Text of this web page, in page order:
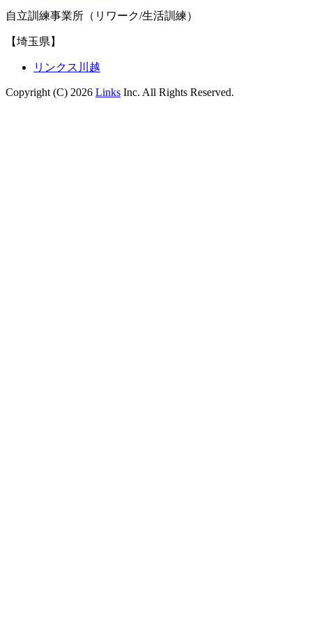
自立訓練事業所（リワーク/生活訓練）
【埼玉県】
リンクス川越
Copyright (C) 2026 Links Inc. All Rights Reserved.